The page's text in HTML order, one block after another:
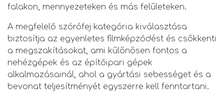
falakon, mennyezeteken és más felületeken.
A megfelelő szórófej‑kategória kiválasztása
biztosítja az egyenletes filmképződést és csökkenti
a megszakításokat, ami különösen fontos a
nehézgépek és az építőipari gépek
alkalmazásainál, ahol a gyártási sebességet és a
bevonat teljesítményét egyszerre kell fenntartani.